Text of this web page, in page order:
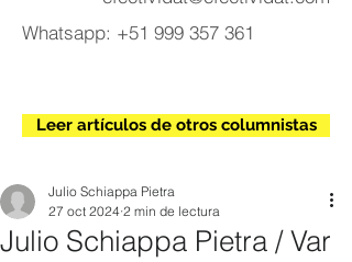
Whatsapp: +51 999 357 361
Leer artículos de otros columnistas
Julio Schiappa Pietra / Var
Julio Schiappa Pietra
27 oct 2024 2 min de lectura